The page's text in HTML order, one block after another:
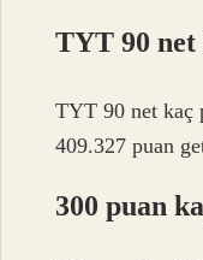
TYT 90 net
TYT 90 net kaç
409.327 puan
300 puan